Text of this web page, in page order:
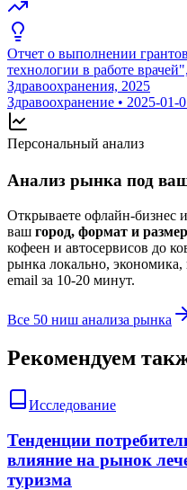
Отчет о выполнении
технологии в работе
Здравоохранения, 2025
Здравоохранение • 2025-01-
Персональный анализ
Анализ рынка под
Открываете офлайн-
ваш город, формат и размер
кофеен и автосервисов до
рынка локально,
email за 10-20 минут.
Все 50 ниш анализа рынка
Рекомендуем
Исследование
Тенденции
влияние на рынок
туризма